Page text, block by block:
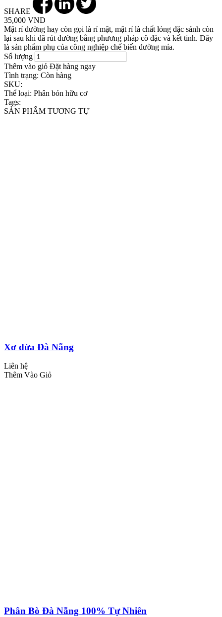
SHARE
35,000 VND
Mật rỉ đường hay còn gọi là rỉ mật, mật rỉ là chất lỏng đặc sánh còn
lại sau khi đã rút đường bằng phương pháp cô đặc và kết tinh. Đây
là sản phẩm phụ của công nghiệp chế biến đường mía.
Số lượng
Thêm vào giỏ Đặt hàng ngay
Tình trạng: Còn hàng
SKU:
Thể loại: Phân bón hữu cơ
Tags:
SẢN PHẨM TƯƠNG TỰ
Xơ dừa Đà Nẵng
Liên hệ
Thêm Vào Giỏ
Phân Bò Đà Nẵng 100% Tự Nhiên